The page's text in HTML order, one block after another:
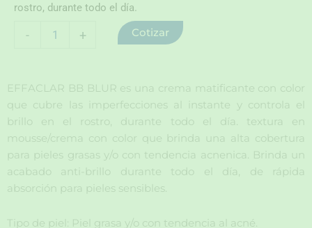
rostro, durante todo el día.
-
blur
30ml
cantidad
+ Cotizar
EFFACLAR BB BLUR es una crema matificante con color
que cubre las imperfecciones al instante y controla el
brillo en el rostro, durante todo el día. textura en
mousse/crema con color que brinda una alta cobertura
para pieles grasas y/o con tendencia acnenica. Brinda un
acabado anti-brillo durante todo el día, de rápida
absorción para pieles sensibles.
Tipo de piel: Piel grasa y/o con tendencia al acné.